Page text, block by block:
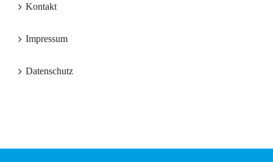
Kontakt
Impressum
Datenschutz